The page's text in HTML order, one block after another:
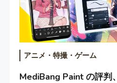
アニメ・特撮・ゲーム
MediBang Paint の評判